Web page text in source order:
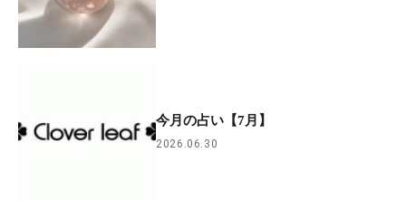
今月の占い【7月】
2026.06.30